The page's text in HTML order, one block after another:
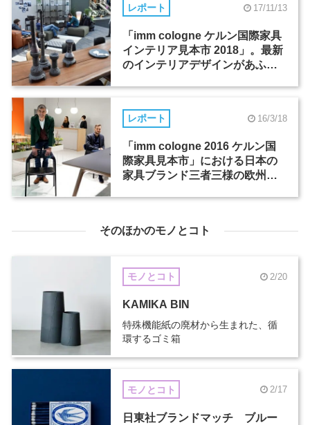
レポート 17/11/13
「imm cologne ケルン国際家具
インテリア見本市 2018」。最新
のインテリアデザインがあふれ
レポート 16/3/18
「imm cologne 2016 ケルン国
際家具見本市」における日本の
家具ブランド三者三様の欧州展
そのほかのモノとコト
モノとコト 2/20
KAMIKA BIN
特殊機能紙の廃材から生まれた、循
環するゴミ箱
モノとコト 2/17
日東社ブランドマッチ ブルー